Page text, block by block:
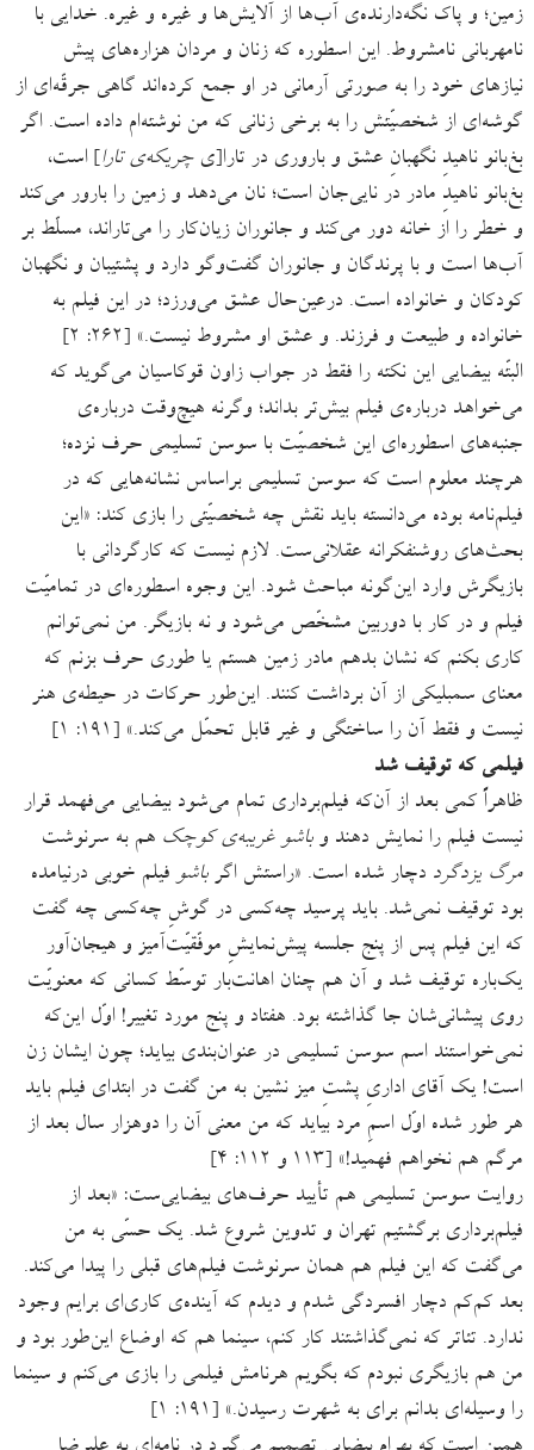
زمین؛ و پاک نگه‌دارنده‌ی آب‌ها از آلایش‌ها و غیره و غیره. خدایی با
نامهربانی نامشروط. این اسطوره که زنان و مردان هزاره‌های پیش
نیازهای خود را به صورتی آرمانی در او جمع کرده‌اند گاهی جرقّه‌ای از
گوشه‌ای از شخصیّتش را به برخی زنانی که من نوشته‌ام داده است. اگر
بغ‌بانو ناهیدِ نگهبانِ عشق و باروری در تارا[یچریکه‌ی تارا] است،
بغ‌بانو ناهیدِ‌ مادر در نایی‌جان است؛ نان می‌دهد و زمین را بارور می‌کند
و خطر را از خانه دور می‌کند و جانوران زیان‌کار را می‌تاراند، مسلّط بر
آب‌ها است و با پرندگان و جانوران گفت‌وگو دارد و پشتیبان و نگهبان
کودکان و خانواده است. درعین‌حال عشق می‌ورزد؛ در این فیلم به
خانواده و طبیعت و فرزند. و عشق او مشروط نیست.» [۲۶۲: ۲]
البتّه بیضایی این نکته را فقط در جواب زاون قوکاسیان می‌گوید که
می‌خواهد درباره‌ی فیلم بیش‌تر بداند؛ وگرنه هیچ‌وقت درباره‌ی
جنبه‌های اسطوره‌ای این شخصیّت با سوسن تسلیمی حرف نزده؛
هرچند معلوم است که سوسن تسلیمی براساس نشانه‌هایی که در
فیلم‌نامه بوده می‌دانسته باید نقش چه شخصیّتی را بازی کند: «این
بحث‌های روشنفکرانه عقلانی‌ست. لازم نیست که کارگردانی با
بازیگرش وارد این‌گونه مباحث شود. این وجوه اسطوره‌ای در تمامیّت
فیلم و در کار با دوربین مشخّص می‌شود و نه بازیگر. من نمی‌توانم
کاری بکنم که نشان بدهم مادر زمین هستم یا طوری حرف بزنم که
معنای سمبلیکی از آن برداشت کنند. این‌طور حرکات در حیطه‌ی هنر
نیست و فقط آن ‌را ساختگی و غیر قابل تحمّل می‌کند.» [۱۹۱: ۱]
فیلمی که توقیف شد
ظاهراً کمی بعد از آن‌که فیلم‌برداری تمام می‌شود بیضایی می‌فهمد قرار
نیست فیلم را نمایش دهند وباشو غریبه‌ی کوچک هم به سرنوشت
مرگ یزدگرد دچار شده است. «راستش اگرباشو فیلم خوبی درنیامده
بود توقیف نمی‌شد. باید پرسید چه‌کسی در گوشِ چه‌کسی چه گفت
که این فیلم پس از پنج جلسه پیش‌نمایشِ موفّقیّت‌آمیز و هیجان‌آور
یک‌باره توقیف شد و آن هم چنان اهانت‌بار توسّط کسانی که معنویّت
روی پیشانی‌شان جا گذاشته بود. هفتاد و پنج مورد تغییر! اوّل این‌که
نمی‌خواستند اسم سوسن تسلیمی در عنوان‌بندی بیاید؛ چون ایشان زن
است! یک آقای اداریِ پشتِ‌ میز نشین به من گفت در ابتدای فیلم باید
هر طور شده اوّل اسمِ مرد بیاید که من معنی آن ‌را دوهزار سال بعد از
مرگم هم نخواهم فهمید!» [۱۱۳ و ۱۱۲: ۴]
روایت سوسن تسلیمی هم تأیید حرف‌های بیضایی‌ست: «بعد از
فیلم‌برداری برگشتیم تهران و تدوین شروع شد. یک حسّی به من
می‌گفت که این فیلم هم همان سرنوشت فیلم‌های قبلی را پیدا می‌کند.
بعد کم‌کم دچار افسردگی شدم و دیدم که آینده‌ی کاری‌ای برایم وجود
ندارد. تئاتر که نمی‌گذاشتند کار کنم، سینما هم که اوضاع این‌طور بود و
من هم بازیگری نبودم که بگویم هرنامش فیلمی را بازی می‌کنم و سینما
را وسیله‌ای بدانم برای به شهرت رسیدن.» [۱۹۱: ۱]